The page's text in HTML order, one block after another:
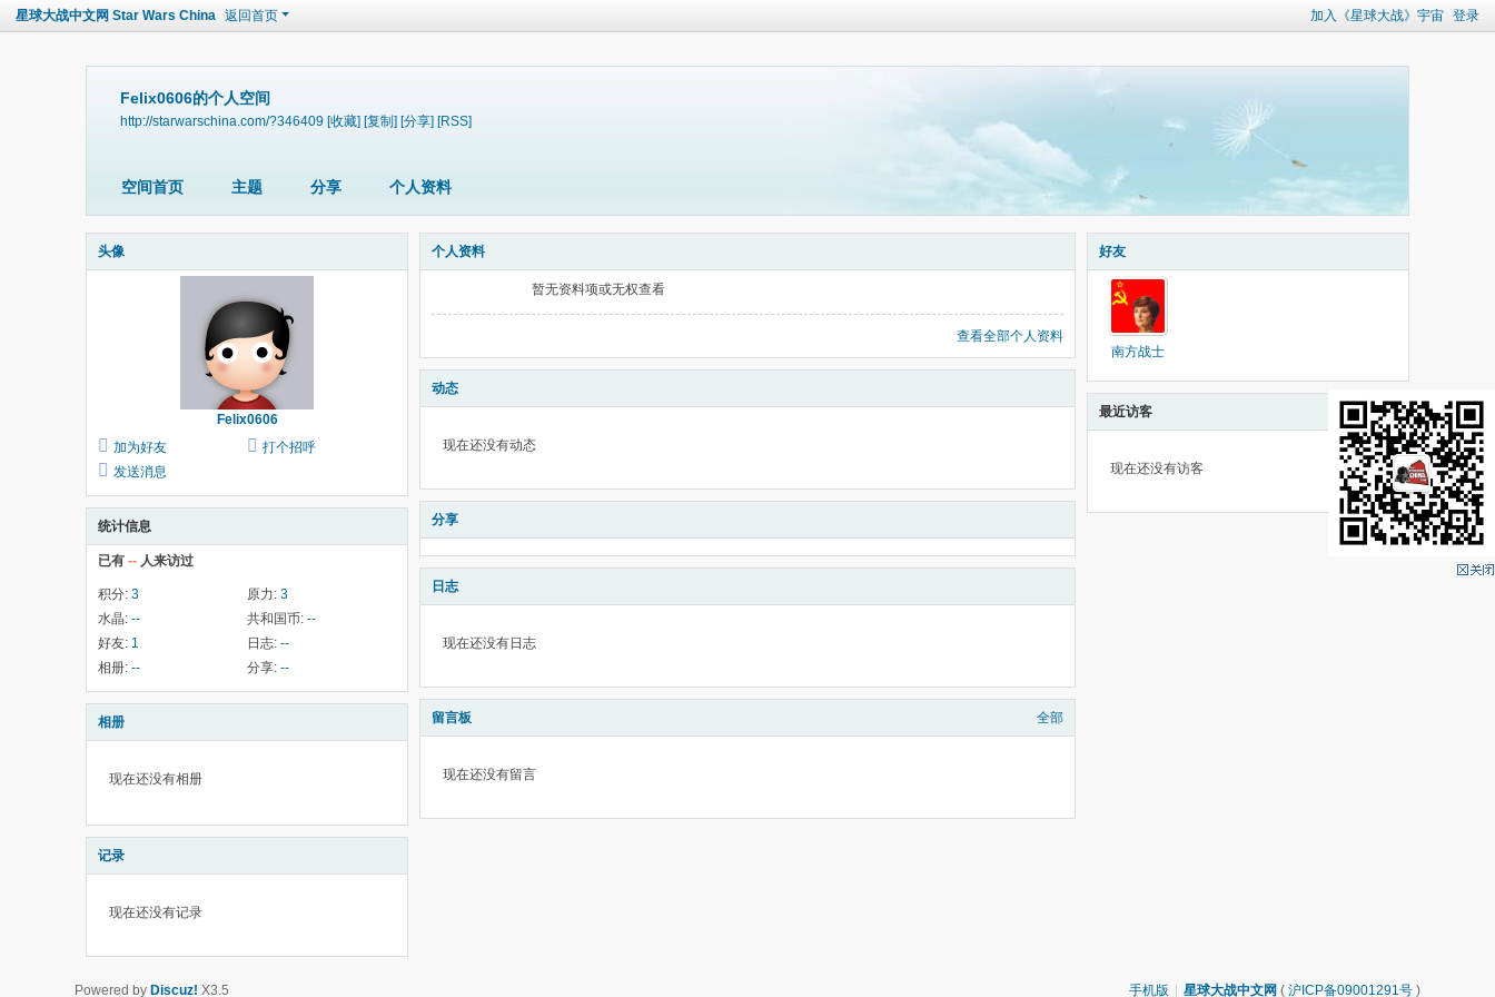
加入《星球大战》宇宙 登录
星球大战中文网 Star Wars China 返回首页
Felix0606的个人空间
http://starwarschina.com/?346409 [收藏] [复制] [分享] [RSS]
空间首页 主题 分享 个人资料
头像
Felix0606
加为好友
打个招呼
发送消息
统计信息
已有 -- 人来访过
积分: 3 原力: 3
水晶: -- 共和国币: --
好友: 1 日志: --
相册: -- 分享: --
相册
现在还没有相册
记录
现在还没有记录
个人资料
暂无资料项或无权查看
查看全部个人资料
动态
现在还没有动态
分享
日志
现在还没有日志
留言板 全部
现在还没有留言
好友
南方战士
最近访客
现在还没有访客
手机版 星球大战中文网 ( 沪ICP备09001291号 )
Powered by Discuz! X3.5